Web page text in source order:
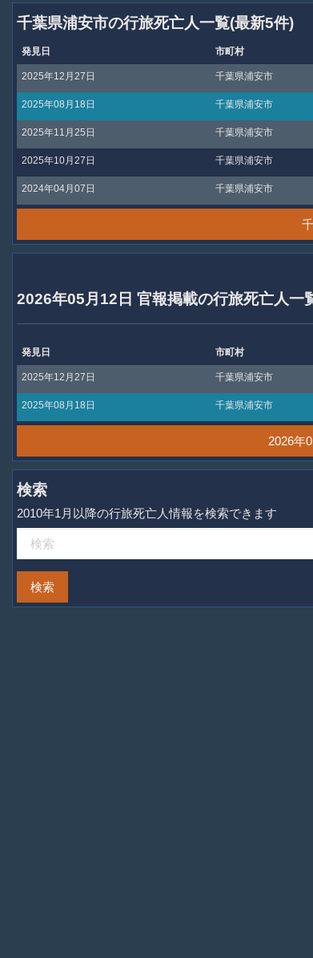
千葉県浦安市の行旅死亡人一覧(最新5件)
発見日 市町村
2025年12月27日 千葉県浦安市
2025年08月18日 千葉県浦安市
2025年11月25日 千葉県浦安市
2025年10月27日 千葉県浦安市
2024年04月07日 千葉県浦安市
2026年05月12日 官報掲載の行旅死亡人一
発見日 市町村
2025年12月27日 千葉県浦安市
2025年08月18日 千葉県浦安市
2026年
検索
2010年1月以降の行旅死亡人情報を検索できます